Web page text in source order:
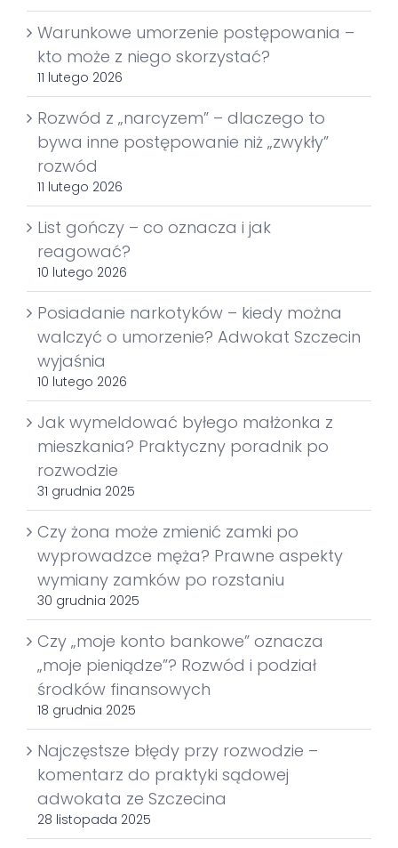
Warunkowe umorzenie postępowania –
kto może z niego skorzystać?
11 lutego 2026
Rozwód z „narcyzem” – dlaczego to
bywa inne postępowanie niż „zwykły”
rozwód
11 lutego 2026
List gończy – co oznacza i jak
reagować?
10 lutego 2026
Posiadanie narkotyków – kiedy można
walczyć o umorzenie? Adwokat Szczecin
wyjaśnia
10 lutego 2026
Jak wymeldować byłego małżonka z
mieszkania? Praktyczny poradnik po
rozwodzie
31 grudnia 2025
Czy żona może zmienić zamki po
wyprowadzce męża? Prawne aspekty
wymiany zamków po rozstaniu
30 grudnia 2025
Czy „moje konto bankowe” oznacza
„moje pieniądze”? Rozwód i podział
środków finansowych
18 grudnia 2025
Najczęstsze błędy przy rozwodzie –
komentarz do praktyki sądowej
adwokata ze Szczecina
28 listopada 2025